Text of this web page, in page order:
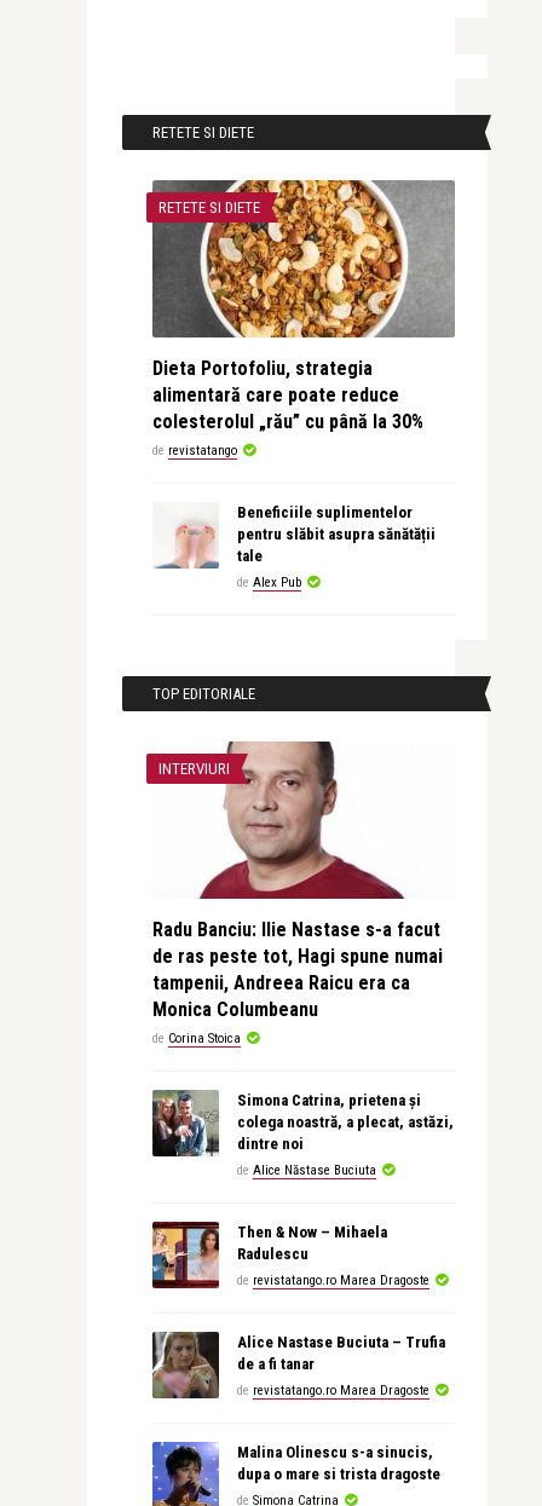
RETETE SI DIETE
RETETE SI DIETE
Dieta Portofoliu, strategia
alimentară care poate reduce
colesterolul „rău” cu până la 30%
de revistatango
Beneficiile suplimentelor
pentru slăbit asupra sănătății
tale
de Alex Pub
TOP EDITORIALE
INTERVIURI
Radu Banciu: Ilie Nastase s-a facut
de ras peste tot, Hagi spune numai
tampenii, Andreea Raicu era ca
Monica Columbeanu
de Corina Stoica
Simona Catrina, prietena și
colega noastră, a plecat, astăzi,
dintre noi
de Alice Năstase Buciuta
Then & Now – Mihaela
Radulescu
de revistatango.ro Marea Dragoste
Alice Nastase Buciuta – Trufia
de a fi tanar
de revistatango.ro Marea Dragoste
Malina Olinescu s-a sinucis,
dupa o mare si trista dragoste
de Simona Catrina